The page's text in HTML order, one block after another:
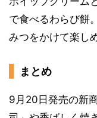
で食べるわらび餅
みつをかけて楽し
まとめ
9月20日発売の新